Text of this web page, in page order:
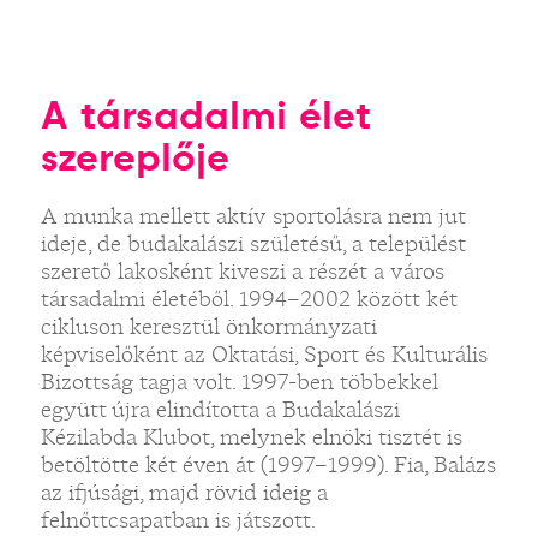
A társadalmi élet
szereplője
A munka mellett aktív sportolásra nem jut
ideje, de budakalászi születésű, a települést
szerető lakosként kiveszi a részét a város
társadalmi életéből. 1994–2002 között két
cikluson keresztül önkormányzati
képviselőként az Oktatási, Sport és Kulturális
Bizottság tagja volt. 1997-ben többekkel
együtt újra elindította a Budakalászi
Kézilabda Klubot, melynek elnöki tisztét is
betöltötte két éven át (1997–1999). Fia, Balázs
az ifjúsági, majd rövid ideig a
felnőttcsapatban is játszott.